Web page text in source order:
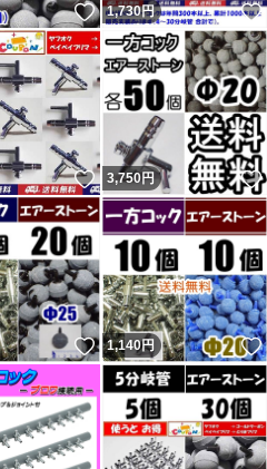
いいね！
1,730円
いいね！
3,750円
いいね！
1,140円